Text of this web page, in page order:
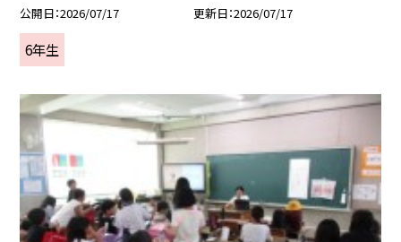
公開日 2026/07/17 更新日 2026/07/17
6年生